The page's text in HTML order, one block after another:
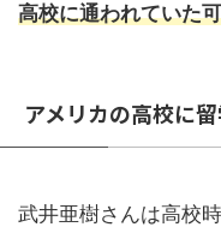
高校に通われていた
アメリカの高校に
武井亜樹さんは高校